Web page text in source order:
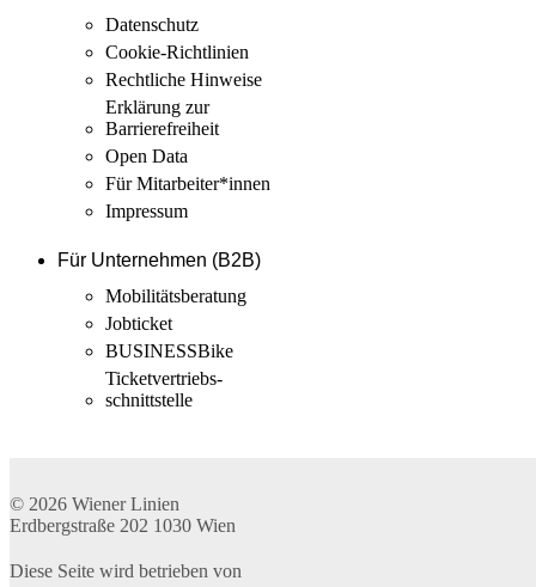
Datenschutz
Cookie-Richtlinien
Rechtliche Hinweise
Erklärung zur
Barrierefreiheit
Open Data
Für Mitarbeiter­*innen
Impressum
Für Unternehmen (B2B)
Mobilitäts­beratung
Jobticket
BUSINESSBike
Ticketvertriebs­
schnittstelle
© 2026 Wiener Linien
Erdbergstraße 202 1030 Wien
Diese Seite wird betrieben von